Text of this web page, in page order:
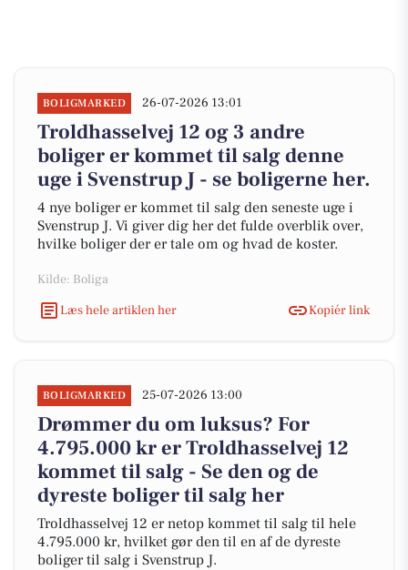
BOLIGMARKED 26-07-2026 13:01
Troldhasselvej 12 og 3 andre
boliger er kommet til salg denne
uge i Svenstrup J - se boligerne her.
4 nye boliger er kommet til salg den seneste uge i
Svenstrup J. Vi giver dig her det fulde overblik over,
hvilke boliger der er tale om og hvad de koster.
Kilde: Boliga
Læs hele artiklen her
Kopiér link
BOLIGMARKED 25-07-2026 13:00
Drømmer du om luksus? For
4.795.000 kr er Troldhasselvej 12
kommet til salg - Se den og de
dyreste boliger til salg her
Troldhasselvej 12 er netop kommet til salg til hele
4.795.000 kr, hvilket gør den til en af de dyreste
boliger til salg i Svenstrup J.